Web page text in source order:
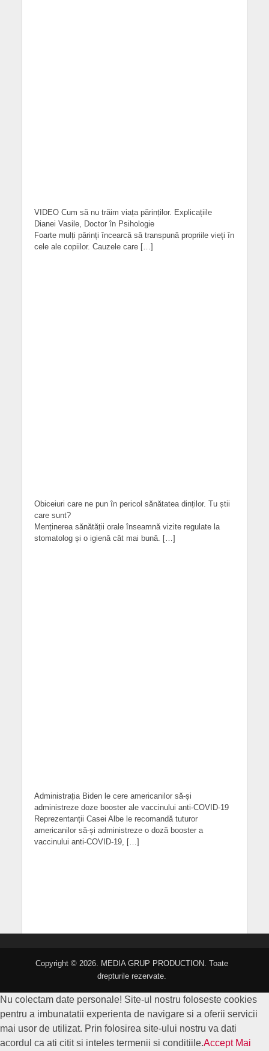
VIDEO Cum să nu trăim viața părinților. Explicațiile
Dianei Vasile, Doctor în Psihologie
Foarte mulți părinți încearcă să transpună propriile vieți în
cele ale copiilor. Cauzele care […]
Obiceiuri care ne pun în pericol sănătatea dinților. Tu știi
care sunt?
Menținerea sănătății orale înseamnă vizite regulate la
stomatolog și o igienă cât mai bună. […]
Administrația Biden le cere americanilor să-și
administreze doze booster ale vaccinului anti-COVID-19
Reprezentanții Casei Albe le recomandă tuturor
americanilor să-și administreze o doză booster a
vaccinului anti-COVID-19, […]
Copyright © 2026. MEDIA GRUP PRODUCTION. Toate
drepturile rezervate.
Nu colectam date personale! Site-ul nostru foloseste cookies
pentru a imbunatatii experienta de navigare si a oferii servicii
mai usor de utilizat. Prin folosirea site-ului nostru va dati
acordul ca ati citit si inteles termenii si conditiile.Accept Mai